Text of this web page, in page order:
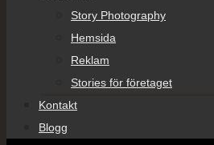
Story Photography
Hemsida
Reklam
Stories för företaget
Kontakt
Blogg